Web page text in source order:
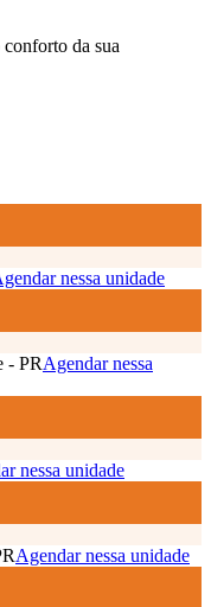
da sua
nessa unidade
- PRAgendar nessa
nessa unidade
Agendar nessa unidade